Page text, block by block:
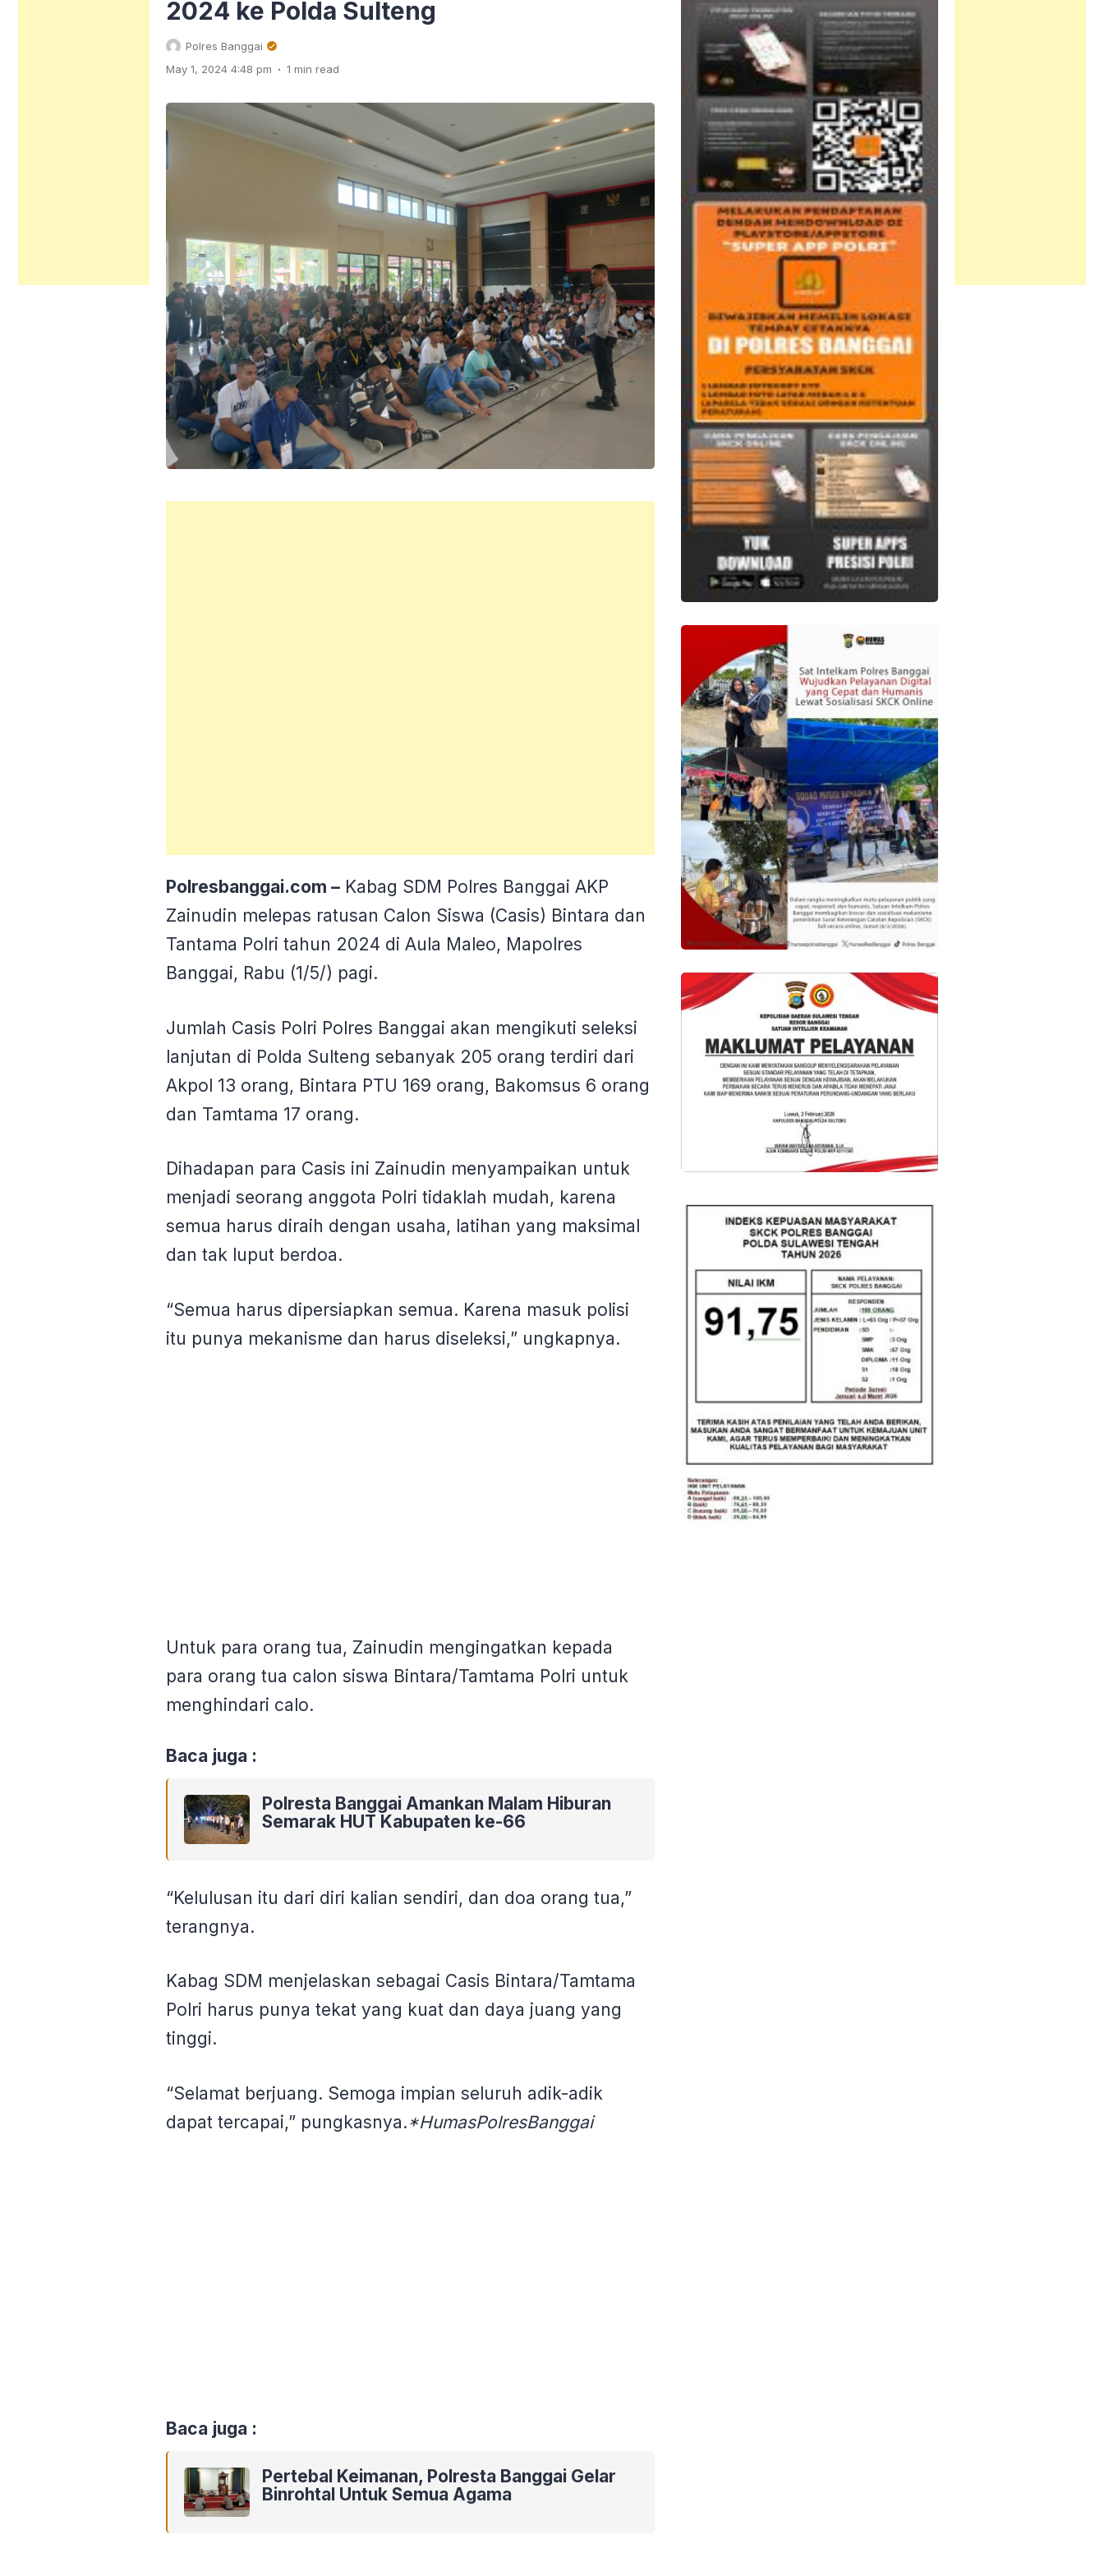
2024 ke Polda Sulteng
Polres Banggai
May 1, 2024 4:48 pm . 1 min read
Polresbanggai.com – Kabag SDM Polres Banggai AKP
Zainudin melepas ratusan Calon Siswa (Casis) Bintara dan
Tantama Polri tahun 2024 di Aula Maleo, Mapolres
Banggai, Rabu (1/5/) pagi.
Jumlah Casis Polri Polres Banggai akan mengikuti seleksi
lanjutan di Polda Sulteng sebanyak 205 orang terdiri dari
Akpol 13 orang, Bintara PTU 169 orang, Bakomsus 6 orang
dan Tamtama 17 orang.
Dihadapan para Casis ini Zainudin menyampaikan untuk
menjadi seorang anggota Polri tidaklah mudah, karena
semua harus diraih dengan usaha, latihan yang maksimal
dan tak luput berdoa.
“Semua harus dipersiapkan semua. Karena masuk polisi
itu punya mekanisme dan harus diseleksi,” ungkapnya.
Untuk para orang tua, Zainudin mengingatkan kepada
para orang tua calon siswa Bintara/Tamtama Polri untuk
menghindari calo.
Baca juga :
Polresta Banggai Amankan Malam Hiburan
Semarak HUT Kabupaten ke-66
“Kelulusan itu dari diri kalian sendiri, dan doa orang tua,”
terangnya.
Kabag SDM menjelaskan sebagai Casis Bintara/Tamtama
Polri harus punya tekat yang kuat dan daya juang yang
tinggi.
“Selamat berjuang. Semoga impian seluruh adik-adik
dapat tercapai,” pungkasnya.*HumasPolresBanggai
Baca juga :
Pertebal Keimanan, Polresta Banggai Gelar
Binrohtal Untuk Semua Agama